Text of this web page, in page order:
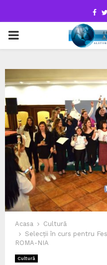
PRIMARY
Acasa
Cultură
Selecții în curs pentru
ROMA-NIA
Cultură